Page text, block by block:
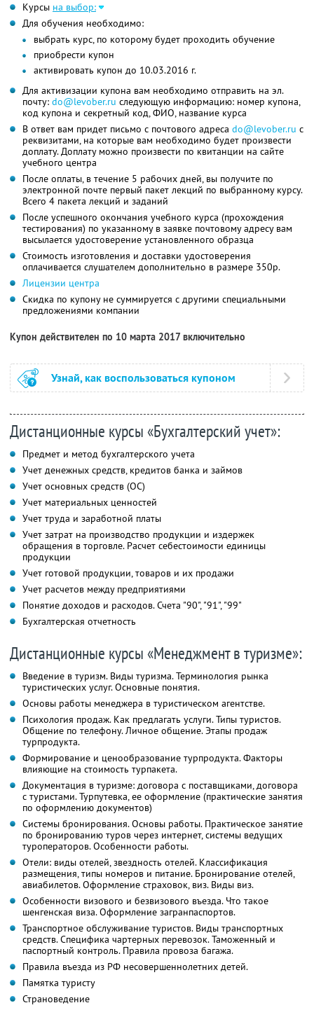
Курсы на выбор:
Для обучения необходимо:
выбрать курс, по которому будет проходить обучение
приобрести купон
активировать купон до 10.03.2016 г.
Для активизации купона вам необходимо отправить на эл.
почту: do@levober.ru следующую информацию: номер купона,
код купона и секретный код, ФИО, название курса
В ответ вам придет письмо с почтового адреса do@levober.ru с
реквизитами, на которые вам необходимо будет произвести
доплату. Доплату можно произвести по квитанции на сайте
учебного центра
После оплаты, в течение 5 рабочих дней, вы получите по
электронной почте первый пакет лекций по выбранному курсу.
Всего 4 пакета лекций и заданий
После успешного окончания учебного курса (прохождения
тестирования) по указанному в заявке почтовому адресу вам
высылается удостоверение установленного образца
Стоимость изготовления и доставки удостоверения
оплачивается слушателем дополнительно в размере 350р.
Лицензии центра
Скидка по купону не суммируется с другими специальными
предложениями компании
Купон действителен по 10 марта 2017 включительно
Узнай, как воспользоваться купоном
Дистанционные курсы «Бухгалтерский учет»:
Предмет и метод бухгалтерского учета
Учет денежных средств, кредитов банка и займов
Учет основных средств (ОС)
Учет материальных ценностей
Учет труда и заработной платы
Учет затрат на производство продукции и издержек
обращения в торговле. Расчет себестоимости единицы
продукции
Учет готовой продукции, товаров и их продажи
Учет расчетов между предприятиями
Понятие доходов и расходов. Счета "90", "91", "99"
Бухгалтерская отчетность
Дистанционные курсы «Менеджмент в туризме»:
Введение в туризм. Виды туризма. Терминология рынка
туристических услуг. Основные понятия.
Основы работы менеджера в туристическом агентстве.
Психология продаж. Как предлагать услуги. Типы туристов.
Общение по телефону. Личное общение. Этапы продаж
турпродукта.
Формирование и ценообразование турпродукта. Факторы
влияющие на стоимость турпакета.
Документация в туризме: договора с поставщиками, договора
с туристами. Турпутевка, ее оформление (практические занятия
по оформлению документов)
Системы бронирования. Основы работы. Практическое занятие
по бронированию туров через интернет, системы ведущих
туроператоров. Особенности работы.
Отели: виды отелей, звездность отелей. Классификация
размещения, типы номеров и питание. Бронирование отелей,
авиабилетов. Оформление страховок, виз. Виды виз.
Особенности визового и безвизового въезда. Что такое
шенгенская виза. Оформление загранпаспортов.
Транспортное обслуживание туристов. Виды транспортных
средств. Специфика чартерных перевозок. Таможенный и
паспортный контроль. Правила провоза багажа.
Правила въезда из РФ несовершеннолетних детей.
Памятка туристу
Страноведение